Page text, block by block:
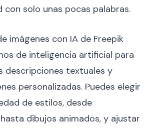
con solo unas pocas palabras.
imágenes con IA de Freepik
de inteligencia artificial para
descripciones textuales y
personalizadas. Puedes elegir
de estilos, desde
dibujos animados, y ajustar